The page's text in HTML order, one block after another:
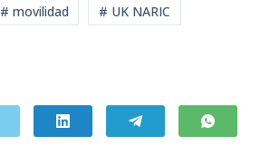
# movilidad # UK NARIC